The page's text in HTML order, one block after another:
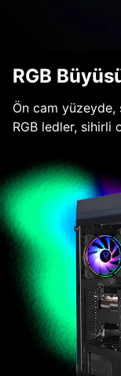
RGB
Ön cam yüzeyde,
RGB ledler, sihirli